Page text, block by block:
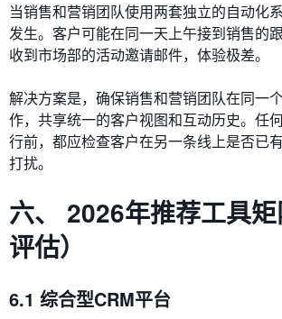
当销售和营销团队使用两套独立的自动化
发生。客户可能在同一天上午接到销售的
收到市场部的活动邀请邮件，体验极差。
解决方案是，确保销售和营销团队在同一
作，共享统一的客户视图和互动历史。任
行前，都应检查客户在另一条线上是否已
打扰。
六、 2026年推荐工具
评估）
6.1 综合型CRM平台